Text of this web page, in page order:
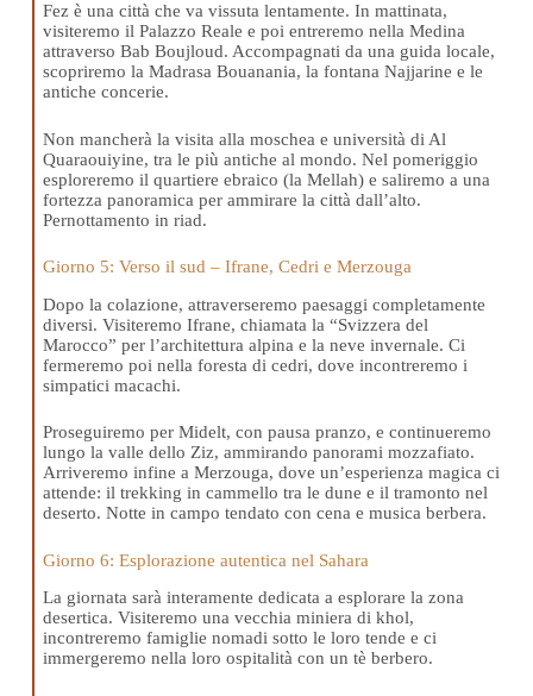
Fez è una città che va vissuta lentamente. In mattinata,
visiteremo il Palazzo Reale e poi entreremo nella Medina
attraverso Bab Boujloud. Accompagnati da una guida locale,
scopriremo la Madrasa Bouanania, la fontana Najjarine e le
antiche concerie.
Non mancherà la visita alla moschea e università di Al
Quaraouiyine, tra le più antiche al mondo. Nel pomeriggio
esploreremo il quartiere ebraico (la Mellah) e saliremo a una
fortezza panoramica per ammirare la città dall’alto.
Pernottamento in riad.
Giorno 5: Verso il sud – Ifrane, Cedri e Merzouga
Dopo la colazione, attraverseremo paesaggi completamente
diversi. Visiteremo Ifrane, chiamata la “Svizzera del
Marocco” per l’architettura alpina e la neve invernale. Ci
fermeremo poi nella foresta di cedri, dove incontreremo i
simpatici macachi.
Proseguiremo per Midelt, con pausa pranzo, e continueremo
lungo la valle dello Ziz, ammirando panorami mozzafiato.
Arriveremo infine a Merzouga, dove un’esperienza magica ci
attende: il trekking in cammello tra le dune e il tramonto nel
deserto. Notte in campo tendato con cena e musica berbera.
Giorno 6: Esplorazione autentica nel Sahara
La giornata sarà interamente dedicata a esplorare la zona
desertica. Visiteremo una vecchia miniera di khol,
incontreremo famiglie nomadi sotto le loro tende e ci
immergeremo nella loro ospitalità con un tè berbero.